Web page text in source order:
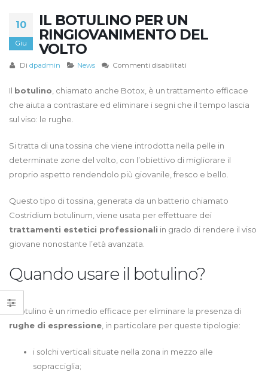
10
Giu
IL BOTULINO PER UN
RINGIOVANIMENTO DEL
VOLTO
Di dpadmin News Commenti disabilitati
botulino
per
volto
Il botulino , chiamato anche Botox, è un trattamento efficace
che aiuta a contrastare ed eliminare i segni che il tempo lascia
sul viso: le rughe.
Si tratta di una tossina che viene introdotta nella pelle in
determinate zone del volto, con l’obiettivo di migliorare il
proprio aspetto rendendolo più giovanile, fresco e bello.
Questo tipo di tossina, generata da un batterio chiamato
Costridium botulinum, viene usata per effettuare dei
trattamenti estetici professionali in grado di rendere il viso
giovane nonostante l’età avanzata.
Quando usare il botulino?
Il botulino è un rimedio efficace per eliminare la presenza di
rughe di espressione , in particolare per queste tipologie:
i solchi verticali situate nella zona in mezzo alle
sopracciglia;